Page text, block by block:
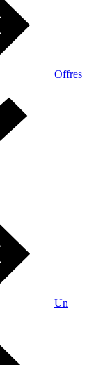
Offres
Un